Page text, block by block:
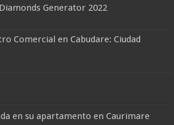
Generator 2022
Comercial en Cabudare: Ciudad
en su apartamento en Caurimare